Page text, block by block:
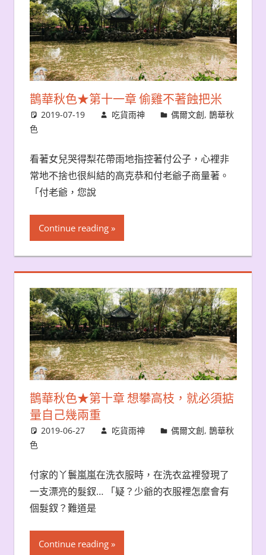
鵲華秋色★第十一章 偷雞不著蝕把米
2019-07-19 吃貨雨神 偶爾文創,鵲華秋
色
看著女兒哭得梨花帶雨地指控著付公子，心裡非
常地不捨也很糾結的高克恭和付老爺子商量著。
「付老爺，您說
Continue reading
鵲華秋色★第十章 想攀高枝，就必須掂
量自己幾兩重
2019-06-27 吃貨雨神 偶爾文創,鵲華秋
色
付家的丫鬟嵐嵐在洗衣服時，在洗衣盆裡發現了
一支漂亮的髮釵… 「疑？少爺的衣服裡怎麼會有
個髮釵？難道是
Continue reading